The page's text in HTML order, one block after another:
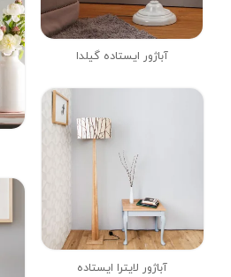
آباژور ایستاده گیلدا
آباژور لایترا ایستاده